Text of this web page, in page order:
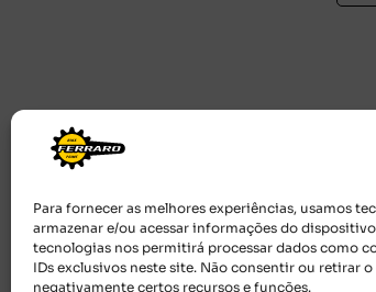
Para fornecer as melhores experiências, usamos
armazenar e/ou acessar informações do
tecnologias nos permitirá processar dados como
IDs exclusivos neste site. Não consentir ou retirar
negativamente certos recursos e funções.